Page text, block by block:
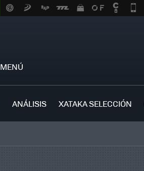
MENÚ
ANÁLISIS XATAKA SELECCIÓN